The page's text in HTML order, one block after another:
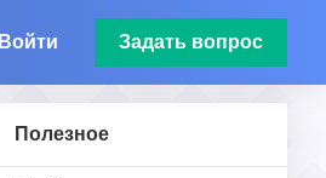
Войти Задать вопрос
Полезное